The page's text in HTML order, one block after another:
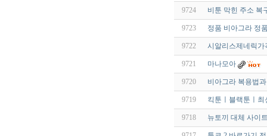
9724 비툰 막힌 주소 복
9723 정품 비아그라 정
9722 시알리스제네릭가
9721 마나모아
9720 비아그라 복용법
9719 킥툰ㅣ블랙툰ㅣ최
9718 뉴토끼 대체 사이